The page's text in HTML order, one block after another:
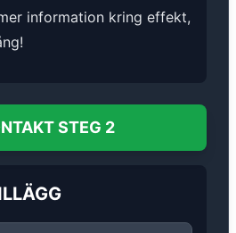
information kring effekt,
STEG 2